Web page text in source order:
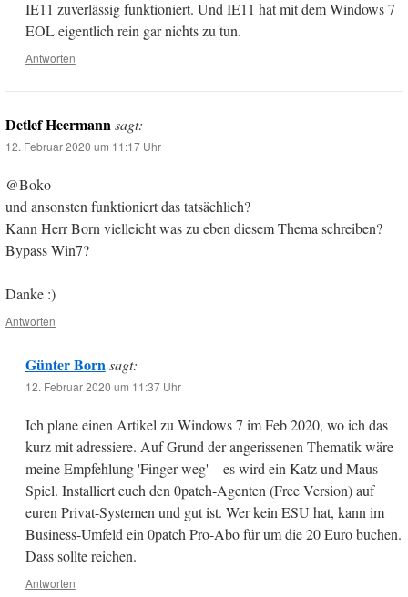
IE11 zuverlässig funktioniert. Und IE11 hat mit dem Windows 7
EOL eigentlich rein gar nichts zu tun.
Antworten
Detlef Heermannsagt:
12. Februar 2020 um 11:17 Uhr
@Boko
und ansonsten funktioniert das tatsächlich?
Kann Herr Born vielleicht was zu eben diesem Thema schreiben?
Bypass Win7?
Danke :)
Antworten
Günter Born sagt:
12. Februar 2020 um 11:37 Uhr
Ich plane einen Artikel zu Windows 7 im Feb 2020, wo ich das
kurz mit adressiere. Auf Grund der angerissenen Thematik wäre
meine Empfehlung 'Finger weg' – es wird ein Katz und Maus-
Spiel. Installiert euch den 0patch-Agenten (Free Version) auf
euren Privat-Systemen und gut ist. Wer kein ESU hat, kann im
Business-Umfeld ein 0patch Pro-Abo für um die 20 Euro buchen.
Dass sollte reichen.
Antworten